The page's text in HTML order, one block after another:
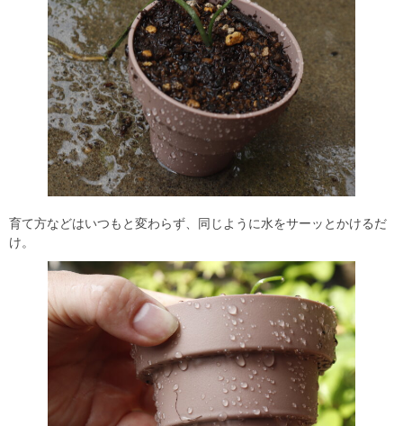
育て方などはいつもと変わらず、同じように水をサーッとかけるだ
け。